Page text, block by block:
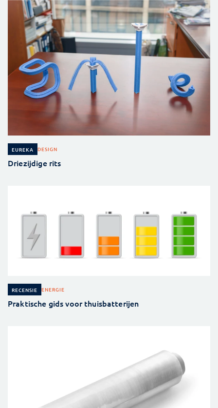
EUREKA DESIGN
Driezijdige rits
RECENSIE ENERGIE
Praktische gids voor thuisbatterijen